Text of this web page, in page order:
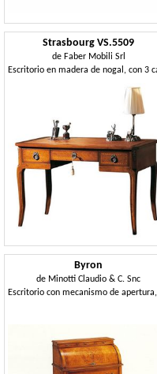
Strasbourg VS.5509
de Faber Mobili Srl
Byron
de Minotti Claudio & C. Snc